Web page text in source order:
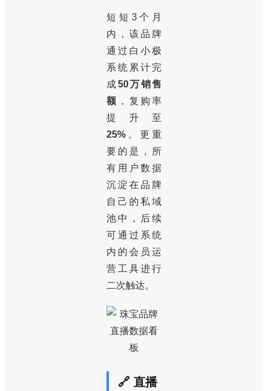
短短3个月
内，该品牌
通过白小极
系统累计完
成50万销售
额 ，复购率
提升至
25% 。更重
要的是，所
有用户数据
沉淀在品牌
自己的私域
池中，后续
可通过系统
内的会员运
营工具进行
二次触达。
🔗 直播